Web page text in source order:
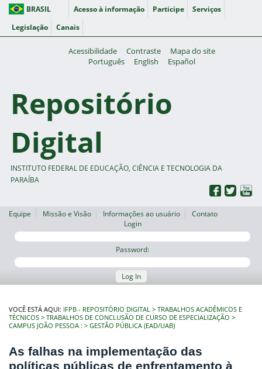
BRASIL Acesso à informação Participe
Serviços
Legislação
Canais
Acessibilidade Contraste
Mapa do site
Português
English Español
Repositório
Digital
INSTITUTO FEDERAL DE EDUCAÇÃO, CIÊNCIA E TECNOLOGIA DA
PARAÍBA
Equipe Missão e Visão Informações ao usuário
Contato
Login
Password:
Log In
VOCÊ ESTÁ AQUI: IFPB - REPOSITÓRIO DIGITAL
TRABALHOS ACADÊMICOS E
TÉCNICOS
TRABALHOS DE CONCLUSÃO DE CURSO DE ESPECIALIZAÇÃO
CAMPUS JOÃO PESSOA :
GESTÃO PÚBLICA (EAD/UAB)
As falhas na implementação das
políticas públicas de enfrentamento à